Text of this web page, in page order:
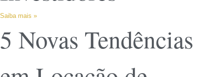
Saiba mais »
5 Novas Tendências